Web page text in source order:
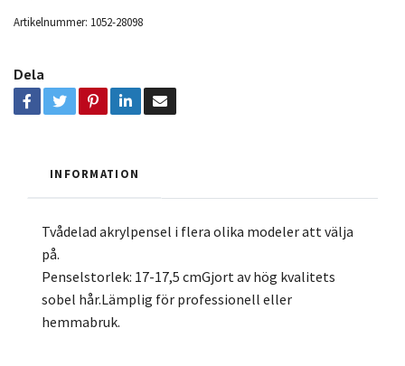
Artikelnummer: 1052-28098
Dela
INFORMATION
Tvådelad akrylpensel i flera olika modeler att välja
på.
Penselstorlek: 17-17,5 cmGjort av hög kvalitets
sobel hår.Lämplig för professionell eller
hemmabruk.